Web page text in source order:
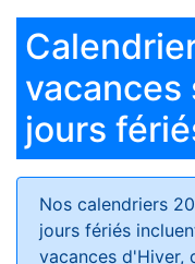
vacances
jours
Nos calendriers
jours fériés
vacances d'Hiver,